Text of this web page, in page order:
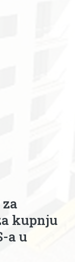
kupnju
a u